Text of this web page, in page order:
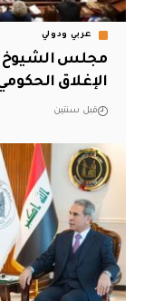
عربي ودولي
مجلس الشيوخ
الإغلاق
قبل سنتين